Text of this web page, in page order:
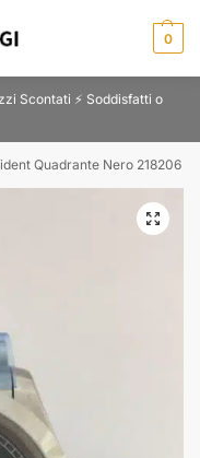
0
Scontati ⚡ Soddisfatti o
Quadrante Nero 218206